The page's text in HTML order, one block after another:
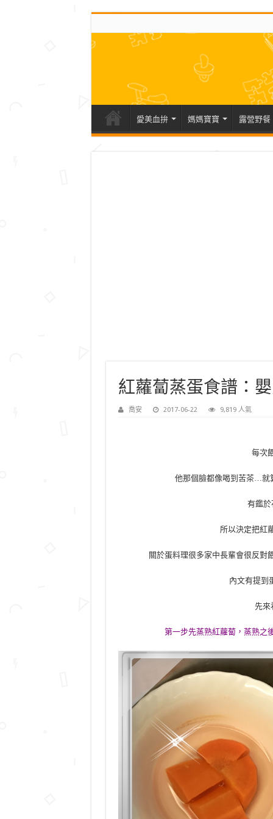
愛美血拚 媽媽寶寶 露營野餐
紅蘿蔔蒸蛋食譜：
喬安 2017-06-22 9,819 人氣
每次
他那個臉都像喝到苦茶…就
有鑑於
所以決定把紅
關於蛋料理很多家中長輩會很反對
內文有提到
先來
第一步先蒸熟紅蘿蔔，蒸熟之